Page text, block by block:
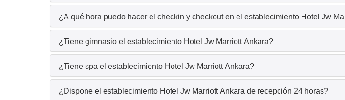
¿A qué hora puedo hacer el checkin y checkout en el establecimiento Hotel Jw
¿Tiene gimnasio el establecimiento Hotel Jw Marriott Ankara?
¿Tiene spa el establecimiento Hotel Jw Marriott Ankara?
¿Dispone el establecimiento Hotel Jw Marriott Ankara de recepción 24 horas?